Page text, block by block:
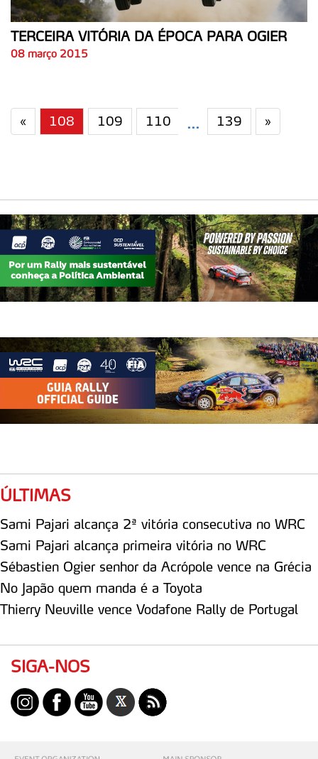
Realçamos que o bloqueio de certo tipo de Cookies e
tecnologias similares pode ter impacto na sua
experiência de navegação no Website e nos serviços
disponibilizados.
TERCEIRA VITÓRIA DA ÉPOCA PARA OGIER
08 março 2015
« 108 109 110 ... 139 »
ÚLTIMAS
Sami Pajari alcança 2ª vitória consecutiva no WRC
Sami Pajari alcança primeira vitória no WRC
Sébastien Ogier senhor da Acrópole vence na Grécia
No Japão quem manda é a Toyota
Thierry Neuville vence Vodafone Rally de Portugal
SIGA-NOS